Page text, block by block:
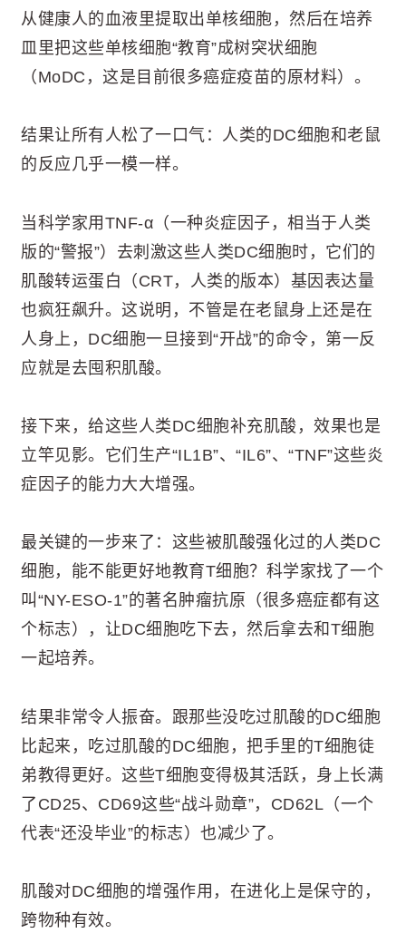
从健康人的血液里提取出单核细胞，然后在培养
皿里把这些单核细胞“教育”成树突状细胞
（MoDC，这是目前很多癌症疫苗的原材料）。
结果让所有人松了一口气：人类的DC细胞和老鼠
的反应几乎一模一样。
当科学家用TNF-α（一种炎症因子，相当于人类
版的“警报”）去刺激这些人类DC细胞时，它们的
肌酸转运蛋白（CRT，人类的版本）基因表达量
也疯狂飙升。这说明，不管是在老鼠身上还是在
人身上，DC细胞一旦接到“开战”的命令，第一反
应就是去囤积肌酸。
接下来，给这些人类DC细胞补充肌酸，效果也是
立竿见影。它们生产“IL1B”、“IL6”、“TNF”这些炎
症因子的能力大大增强。
最关键的一步来了：这些被肌酸强化过的人类DC
细胞，能不能更好地教育T细胞？科学家找了一个
叫“NY-ESO-1”的著名肿瘤抗原（很多癌症都有这
个标志），让DC细胞吃下去，然后拿去和T细胞
一起培养。
结果非常令人振奋。跟那些没吃过肌酸的DC细胞
比起来，吃过肌酸的DC细胞，把手里的T细胞徒
弟教得更好。这些T细胞变得极其活跃，身上长满
了CD25、CD69这些“战斗勋章”，CD62L（一个
代表“还没毕业”的标志）也减少了。
肌酸对DC细胞的增强作用，在进化上是保守的，
跨物种有效。